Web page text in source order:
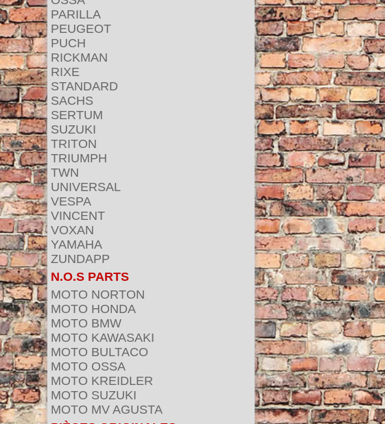
PARILLA
PEUGEOT
PUCH
RICKMAN
RIXE
STANDARD
SACHS
SERTUM
SUZUKI
TRITON
TRIUMPH
TWN
UNIVERSAL
VESPA
VINCENT
VOXAN
YAMAHA
ZUNDAPP
N.O.S PARTS
MOTO NORTON
MOTO HONDA
MOTO BMW
MOTO KAWASAKI
MOTO BULTACO
MOTO OSSA
MOTO KREIDLER
MOTO SUZUKI
MOTO MV AGUSTA